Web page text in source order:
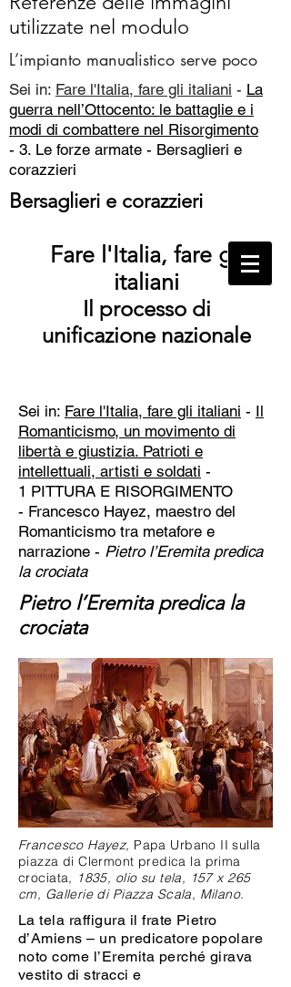
utilizzate nel modulo
L’impianto manualistico serve poco
Sei in: Fare l'Italia, fare gli italiani - La
guerra nell’Ottocento: le battaglie e i
modi di combattere nel Risorgimento
- 3. Le forze armate - Bersaglieri e
corazzieri
Bersaglieri e corazzieri
Fare l'Italia, fare gli
italiani
Il processo di
unificazione nazionale
Sei in: Fare l'Italia, fare gli italiani - Il
Romanticismo, un movimento di
libertà e giustizia. Patrioti e
intellettuali, artisti e soldati -
1 PITTURA E RISORGIMENTO
- Francesco Hayez, maestro del
Romanticismo tra metafore e
narrazione - Pietro l’Eremita predica
la crociata
Pietro l’Eremita predica la
crociata
Francesco Hayez, Papa Urbano II sulla
piazza di Clermont predica la prima
crociata, 1835, olio su tela, 157 x 265
cm, Gallerie di Piazza Scala, Milano.
La tela raffigura il frate Pietro
d’Amiens – un predicatore popolare
noto come l’Eremita perché girava
vestito di stracci e